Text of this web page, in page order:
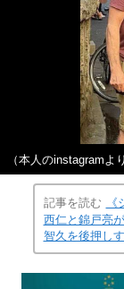
（本人のinstagramよ
記事を読む
西仁と錦戸亮
智久を後押し